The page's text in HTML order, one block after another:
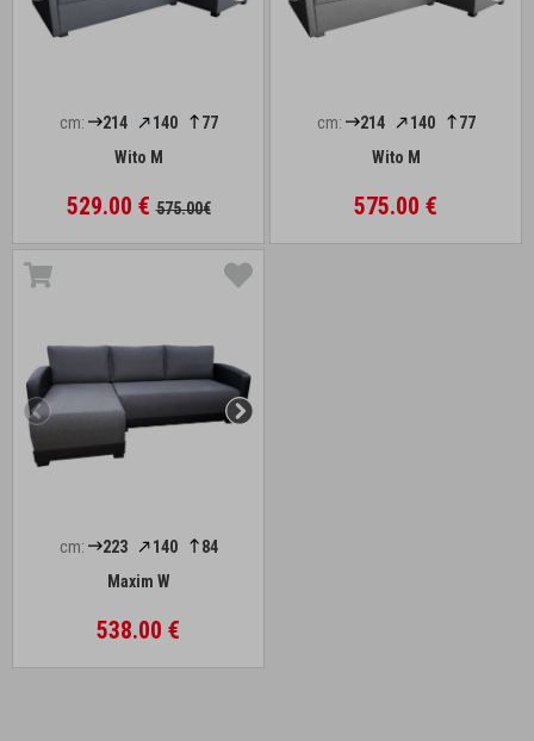
cm: 214 140
77
Wito M
529.00 €575.00€
cm: 214 140
77
Wito M
575.00 €
cm: 223 140
84
Maxim W
538.00 €